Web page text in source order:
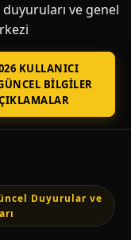
duyuruları ve genel
KULLANICI
BILGILER
Duyurular ve